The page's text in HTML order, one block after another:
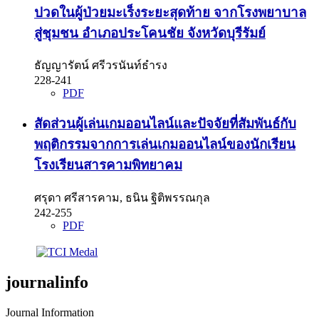
ปวดในผู้ป่วยมะเร็งระยะสุดท้าย จากโรงพยาบาล
สู่ชุมชน อำเภอประโคนชัย จังหวัดบุรีรัมย์
ธัญญารัตน์ ศรีวรนันท์ธำรง
228-241
PDF
สัดส่วนผู้เล่นเกมออนไลน์และปัจจัยที่สัมพันธ์กับ
พฤติกรรมจากการเล่นเกมออนไลน์ของนักเรียน
โรงเรียนสารคามพิทยาคม
ศรุดา ศรีสารคาม, ธนิน ฐิติพรรณกุล
242-255
PDF
journalinfo
Journal Information